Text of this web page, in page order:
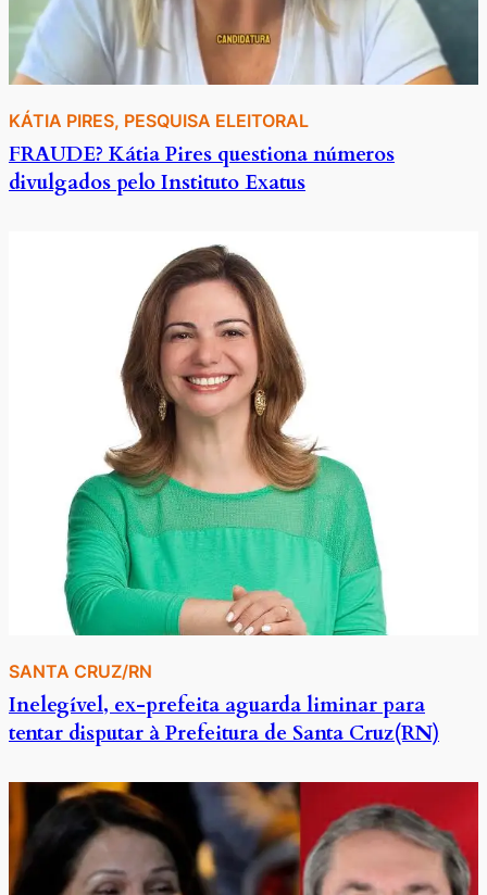
KÁTIA PIRES, PESQUISA ELEITORAL
FRAUDE? Kátia Pires questiona números
divulgados pelo Instituto Exatus
SANTA CRUZ/RN
Inelegível, ex-prefeita aguarda liminar para
tentar disputar à Prefeitura de Santa Cruz(RN)